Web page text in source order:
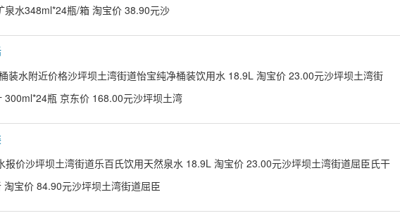
水348ml*24瓶/箱 淘宝价 38.90元沙
装水附近价格沙坪坝土湾街道怡宝纯净桶装饮用水 18.9L 淘宝价 23.00元沙坪坝土湾街
300ml*24瓶 京东价 168.00元沙坪坝土湾
报价沙坪坝土湾街道乐百氏饮用天然泉水 18.9L 淘宝价 23.00元沙坪坝土湾街道屈臣氏干
宝价 84.90元沙坪坝土湾街道屈臣